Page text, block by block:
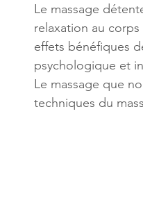
Le massage
relaxation au
effets bénéfiques
psychologique et
Le massage que
techniques du